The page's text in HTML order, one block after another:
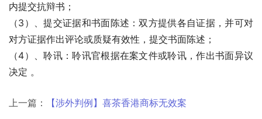
内提交抗辩书；
（3）、提交证据和书面陈述：双方提供各自证据，并可对
对方证据作出评论或质疑有效性，提交书面陈述；
（4）、聆讯：聆讯官根据在案文件或聆讯，作出书面异议
决定 。
上一篇：
【涉外判例】喜茶香港商标无效案